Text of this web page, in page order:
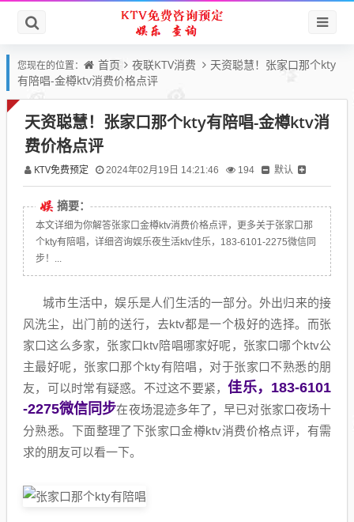
您现在的位置： 首页 夜联KTV消费
天资聪慧！张家口那个kty
有陪唱-金樽ktv消费价格点评
天资聪慧！张家口那个kty有陪唱-金樽ktv消
费价格点评
KTV免费预定 2024年02月19日 14:21:46 194 默认
摘要：
本文详细为你解答张家口金樽ktv消费价格点评，更多关于张家口那
个kty有陪唱，详细咨询娱乐夜生活ktv佳乐，183-6101-2275微信同
步！...
城市生活中，娱乐是人们生活的一部分。外出归来的接
风洗尘，出门前的送行，去ktv都是一个极好的选择。而张
家口这么多家，张家口ktv陪唱哪家好呢，张家口哪个ktv公
主最好呢，张家口那个kty有陪唱，对于张家口不熟悉的朋
友，可以时常有疑惑。不过这不要紧，佳乐，183-6101
-2275微信同步在夜场混迹多年了，早已对张家口夜场十
分熟悉。下面整理了下张家口金樽ktv消费价格点评，有需
求的朋友可以看一下。